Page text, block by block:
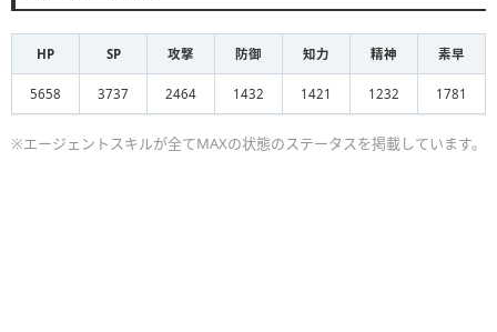
HP SP 攻撃 防御 知力 精神 素早
5658 3737 2464 1432 1421 1232 1781
※エージェントスキルが全てMAXの状態のステータスを掲載しています。